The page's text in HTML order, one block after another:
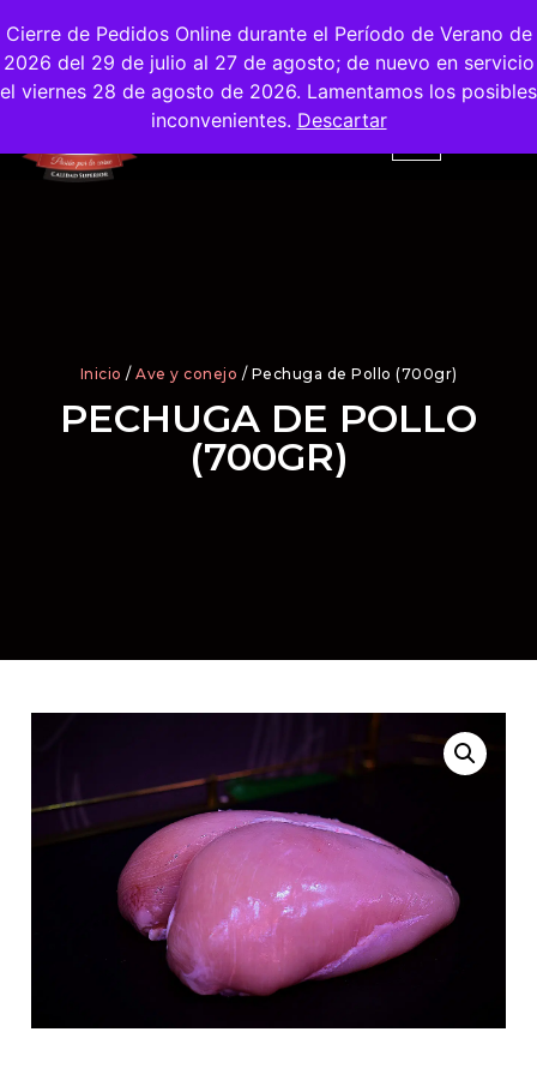
Cierre de Pedidos Online durante el Período de Verano de
2026 del 29 de julio al 27 de agosto; de nuevo en servicio
el viernes 28 de agosto de 2026. Lamentamos los posibles
inconvenientes. Descartar
EnvíosGratisen la Ciudad de Madrid
Inicio / Ave y conejo / Pechuga de Pollo (700gr)
PECHUGA DE POLLO
(700GR)